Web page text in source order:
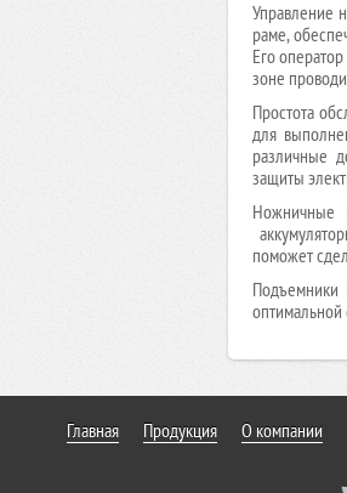
Управление
раме,
Его
зоне
Простота
для
различные
защиты
Ножничные
поможет
Подъемники
Главная Продукция О компании